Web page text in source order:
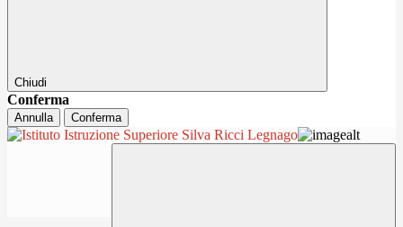
Chiudi
Conferma
Annulla Conferma